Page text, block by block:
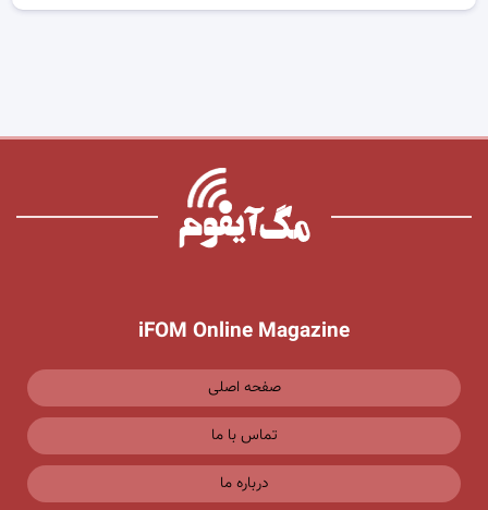
iFOM Online Magazine
صفحه اصلی
تماس با ما
درباره ما